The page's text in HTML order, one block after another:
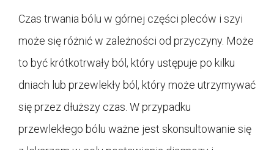
Czas trwania bólu w górnej części pleców i szyi
może się różnić w zależności od przyczyny. Może
to być krótkotrwały ból, który ustępuje po kilku
dniach lub przewlekły ból, który może utrzymywać
się przez dłuższy czas. W przypadku
przewlekłego bólu ważne jest skonsultowanie się